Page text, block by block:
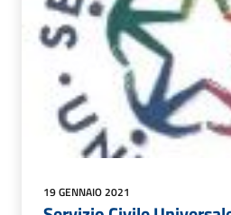
19 GENNAIO 2021